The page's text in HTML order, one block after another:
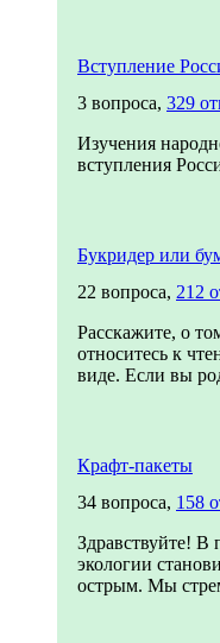
Вступление
3 вопроса, 329
Изучения
вступления
Букридер или
22 вопроса, 212
Расскажите, о
относитесь к
виде. Если вы
Крафт-пакеты
34 вопроса, 158
Здравствуйте! В
экологии
острым. Мы